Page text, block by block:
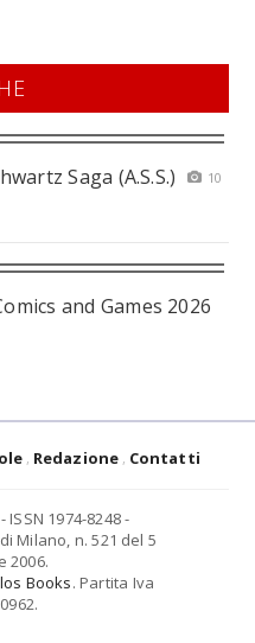
Saga (A.S.S.)
10
and Games 2026
Redazione Contatti
- ISSN 1974-8248 -
Milano, n. 521 del 5
2006.
Books. Partita Iva